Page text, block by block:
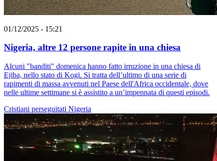
01/12/2025 - 15:21
Nigeria, altre 12 persone rapite in una chiesa
Alcuni "banditi" domenica hanno fatto irruzione in una chiesa di
Ejiba, nello stato di Kogi. Si tratta dell’ultimo di una serie di
rapimenti di massa avvenuti nel Paese dell'Africa occidentale, dove
nelle ultime settimane si è assistito a un’impennata di questi episodi.
Cristiani perseguitati Nigeria